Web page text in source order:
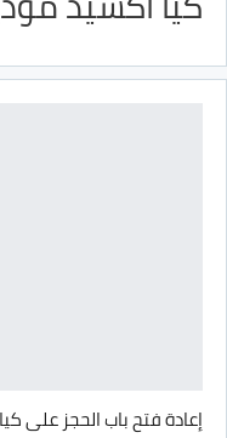
إعادة فتح باب الحجز على كيا اكسيد 2022 في